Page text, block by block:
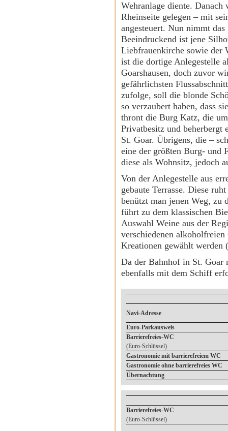
Wehranlage diente.
Rheinseite gelegen – mit
angesteuert. Nun nimmt
Beeindruckend ist jene
Liebfrauenkirche sowie der
ist die dortige Anlegestelle
Goarshausen, doch zuvor
gefährlichsten
zufolge, soll die blonde
so verzaubert haben, dass
thront die Burg Katz, die
Privatbesitz und beherbergt
St. Goar. Übrigens, die –
eine der größten Burg- und
diese als Wohnsitz, jedoch
Von der Anlegestelle aus
gebaute Terrasse. Diese
benützt man jenen Weg, zu
führt zu dem klassischen
Auswahl Weine aus der
verschiedenen
Kreationen gewählt werden
Da der Bahnhof in St. Goar
ebenfalls mit dem Schiff
Navi-Adresse
Euro-Parkausweis
Barrierefreies-WC
(Euro-Schlüssel)
Gastronomie mit barrierefreiem WC
Gastronomie ohne barrierefreies WC
Übernachtung
Barrierefreies-WC
(Euro-Schlüssel)